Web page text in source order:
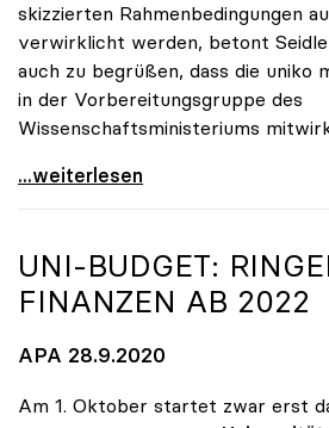
skizzierten Rahmenbedingungen
verwirklicht werden, betont
auch zu begrüßen, dass die uniko
in der Vorbereitungsgruppe des
Wissenschaftsministeriums
uniko steht Neugründung der TU
...weiterlesen
UNI-BUDGET:
FINANZEN AB 2022
APA 28.9.2020
Am 1. Oktober startet zwar erst